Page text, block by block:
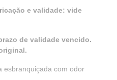
e validade: vide
de validade vencido.
esbranquiçada com odor